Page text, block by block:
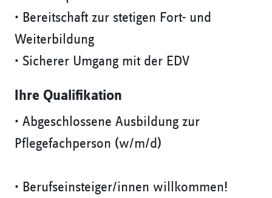
• Bereitschaft zur stetigen Fort- und
Weiterbildung
• Sicherer Umgang mit der EDV
Ihre Qualifikation
• Abgeschlossene Ausbildung zur
Pflegefachperson (w/m/d)
• Berufseinsteiger/innen willkommen!